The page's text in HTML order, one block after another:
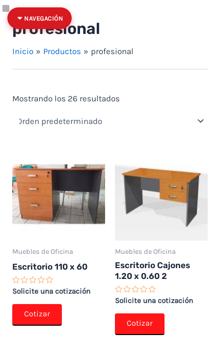
Ir al contenido
Categoría
Estado
NAVEGACIÓN
profesional
Inicio Productos profesional
Mostrando los 26 resultados
Muebles de Oficina
Escritorio 110 x 60
Valorado
0
Solicite una cotización
Cotizar
Muebles de Oficina
Escritorio Cajones
1.20 x 0.60 2
Valorado
0
Solicite una cotización
Cotizar